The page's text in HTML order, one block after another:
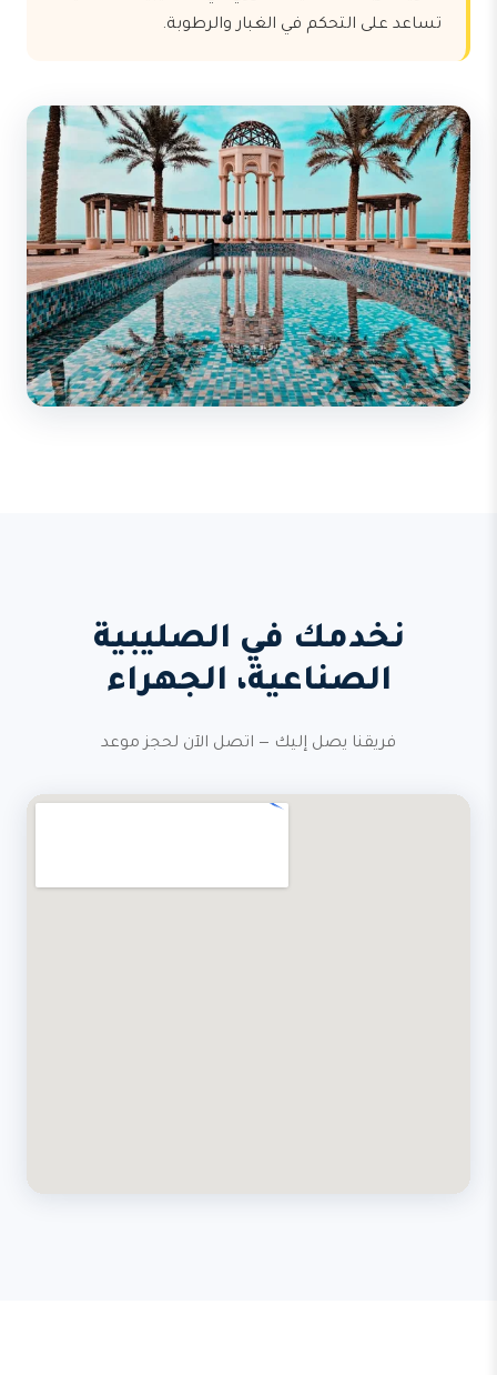
تساعد على التحكم في الغبار والرطوبة.
نخدمك في الصليبية
الصناعية، الجهراء
فريقنا يصل إليك — اتصل الآن لحجز موعد